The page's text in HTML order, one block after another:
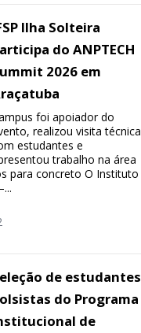
Ilha Solteira
do ANPTECH
2026 em
foi apoiador do
realizou visita técnica
estudantes e
trabalho na área
para concreto O Instituto
de estudantes
do Programa
de